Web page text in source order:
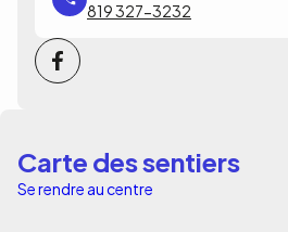
819 327-3232
Carte des sentiers
Se rendre au centre